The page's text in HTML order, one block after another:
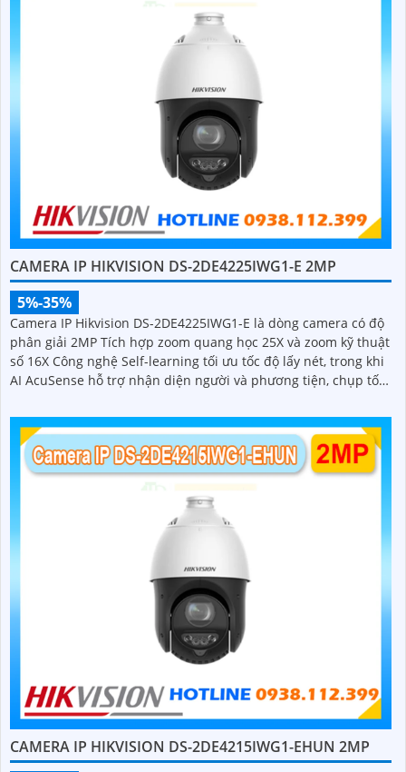
CAMERA IP HIKVISION DS-2DE4225IWG1-E 2MP
5%-35%
Camera IP Hikvision DS-2DE4225IWG1-E là dòng camera có độ
phân giải 2MP Tích hợp zoom quang học 25X và zoom kỹ thuật
số 16X Công nghệ Self-learning tối ưu tốc độ lấy nét, trong khi
AI AcuSense hỗ trợ nhận diện người và phương tiện, chụp tối
CAMERA IP HIKVISION DS-2DE4215IWG1-EHUN 2MP